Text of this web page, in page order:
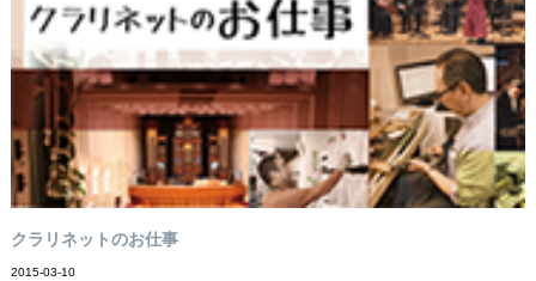
クラリネットのお仕事
2015-03-10